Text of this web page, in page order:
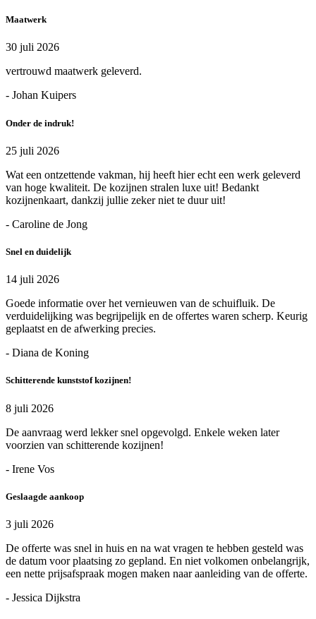
Maatwerk
30 juli 2026
vertrouwd maatwerk geleverd.
- Johan Kuipers
Onder de indruk!
25 juli 2026
Wat een ontzettende vakman, hij heeft hier echt een werk geleverd
van hoge kwaliteit. De kozijnen stralen luxe uit! Bedankt
kozijnenkaart, dankzij jullie zeker niet te duur uit!
- Caroline de Jong
Snel en duidelijk
14 juli 2026
Goede informatie over het vernieuwen van de schuifluik. De
verduidelijking was begrijpelijk en de offertes waren scherp. Keurig
geplaatst en de afwerking precies.
- Diana de Koning
Schitterende kunststof kozijnen!
8 juli 2026
De aanvraag werd lekker snel opgevolgd. Enkele weken later
voorzien van schitterende kozijnen!
- Irene Vos
Geslaagde aankoop
3 juli 2026
De offerte was snel in huis en na wat vragen te hebben gesteld was
de datum voor plaatsing zo gepland. En niet volkomen onbelangrijk,
een nette prijsafspraak mogen maken naar aanleiding van de offerte.
- Jessica Dijkstra